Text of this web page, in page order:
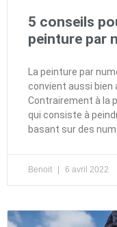
5 conseils
peinture par
La peinture par
convient aussi bien
Contrairement à la
qui consiste à
basant sur des
Benoit 6 avril 2022